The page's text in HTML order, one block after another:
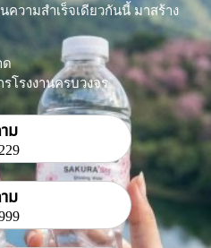
วามสำเร็จเดียวกันนี้ มาสร้าง
ด
โรงงานครบวงจร
ม
ม